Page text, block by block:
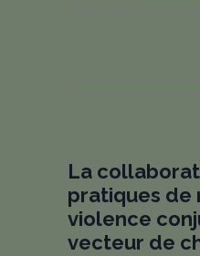
La
pratiques de
violence
vecteur de